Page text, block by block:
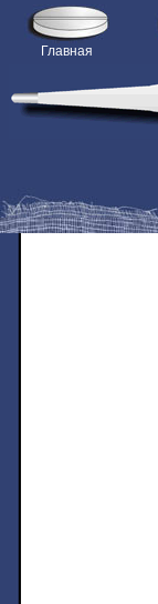
Главная